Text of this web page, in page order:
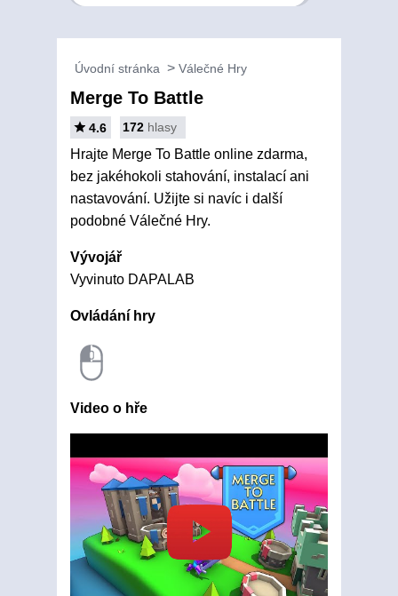
Úvodní stránka Válečné Hry
Merge To Battle
4.6 172 hlasy
Hrajte Merge To Battle online zdarma,
bez jakéhokoli stahování, instalací ani
nastavování. Užijte si navíc i další
podobné Válečné Hry.
Vývojář
Vyvinuto DAPALAB
Ovládání hry
Video o hře